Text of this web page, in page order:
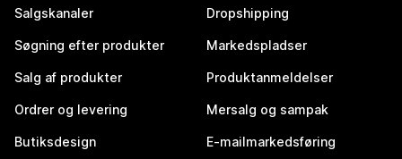
Salgskanaler
Søgning efter produkter
Salg af produkter
Ordrer og levering
Butiksdesign
Dropshipping
Markedspladser
Produktanmeldelser
Mersalg og sampak
E-mailmarkedsføring